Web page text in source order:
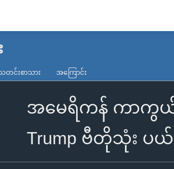
တင်းစာသား အကြောင်း
အမေရိကန် ကာကွယ်
Trump ဗီတိုသုံး ပယ်